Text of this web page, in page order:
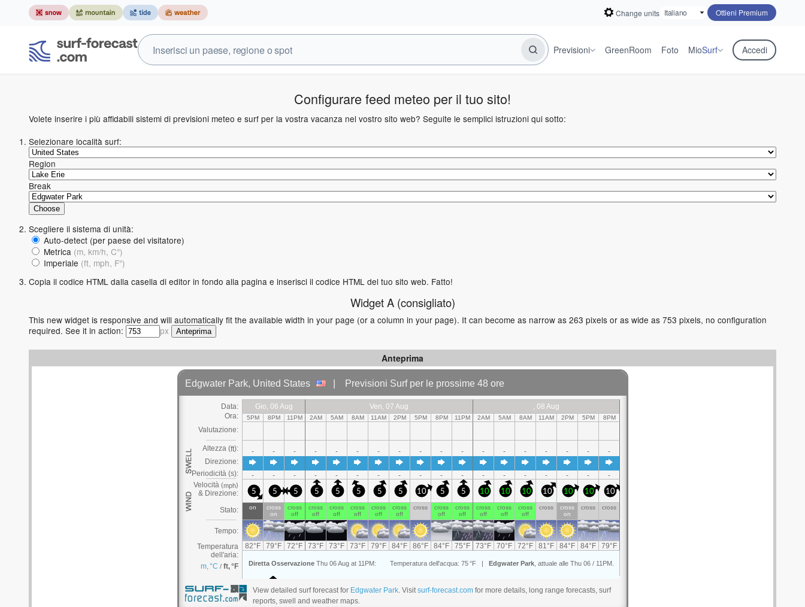
Change units Ottieni Premium
Previsioni GreenRoom Foto MioSurf Accedi
Configurare feed meteo per il tuo sito!
Volete inserire i più affidabili sistemi di previsioni meteo e surf per la vostra vacanza nel vostro sito web? Seguite le semplici istruzioni qui sotto:
Selezionare località surf:
Region
Break
Scegliere il sistema di unità:
Auto-detect (per paese del visitatore)
Metrica (m, km/h, C°)
Imperiale (ft, mph, F°)
Copia il codice HTML dalla casella di editor in fondo alla pagina e inserisci il codice HTML del tuo sito web. Fatto!
Widget A (consigliato)
This new widget is responsive and will automatically fit the available width in your page (or a column in your page). It can become as narrow as 263 pixels or as wide as 753 pixels, no configuration
required. See it in action:
px
Anteprima
View detailed surf forecast for Edgwater Park. Visit surf-forecast.comfor more details, long range forecasts, surf
reports, swell and weather maps.